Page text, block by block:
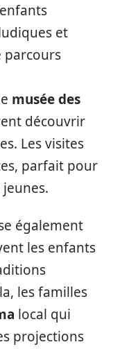
et
parcours
musée des
découvrir
Les visites
parfait pour
également
les enfants
les familles
local qui
projections